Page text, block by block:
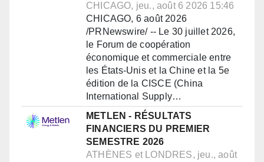
CHICAGO, jeu., août 6 2026 15:46
CHICAGO, 6 août 2026
/PRNewswire/ -- Le 30 juillet 2026,
le Forum de coopération
économique et commerciale entre
les États-Unis et la Chine et la 5e
édition de la CISCE (China
International Supply…
METLEN - RÉSULTATS
FINANCIERS DU PREMIER
SEMESTRE 2026
ATHÈNES et LONDRES, jeu., août